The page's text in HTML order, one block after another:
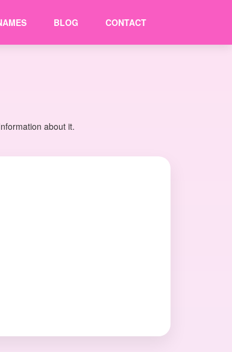
BLOG CONTACT
about it.